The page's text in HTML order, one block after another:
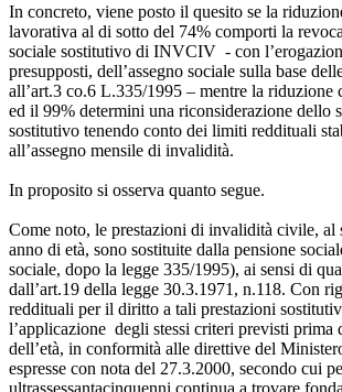
In concreto, viene posto il quesito se la
lavorativa al di sotto del 74% comporti la
sociale sostitutivo di INVCIV - con
presupposti, dell’assegno sociale sulla base
all’art.3 co.6 L.335/1995 – mentre la riduzione
ed il 99% determini una riconsiderazione dello
sostitutivo tenendo conto dei limiti reddituali
all’assegno mensile di invalidità.
In proposito si osserva quanto segue.
Come noto, le prestazioni di invalidità civile, al
anno di età, sono sostituite dalla pensione
sociale, dopo la legge 335/1995), ai sensi di
dall’art.19 della legge 30.3.1971, n.118. Con
reddituali per il diritto a tali prestazioni
l’applicazione degli stessi criteri previsti prima
dell’età, in conformità alle direttive del
espresse con nota del 27.3.2000, secondo cui
ultrassessantacinquenni continua a trovare